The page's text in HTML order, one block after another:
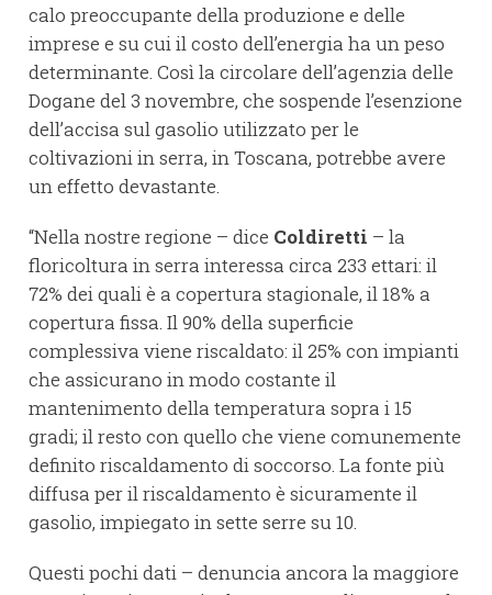
calo preoccupante della produzione e delle
imprese e su cui il costo dell’energia ha un peso
determinante. Così la circolare dell’agenzia delle
Dogane del 3 novembre, che sospende l’esenzione
dell’accisa sul gasolio utilizzato per le
coltivazioni in serra, in Toscana, potrebbe avere
un effetto devastante.
“Nella nostre regione – dice Coldiretti – la
floricoltura in serra interessa circa 233 ettari: il
72% dei quali è a copertura stagionale, il 18% a
copertura fissa. Il 90% della superficie
complessiva viene riscaldato: il 25% con impianti
che assicurano in modo costante il
mantenimento della temperatura sopra i 15
gradi; il resto con quello che viene comunemente
definito riscaldamento di soccorso. La fonte più
diffusa per il riscaldamento è sicuramente il
gasolio, impiegato in sette serre su 10.
Questi pochi dati – denuncia ancora la maggiore